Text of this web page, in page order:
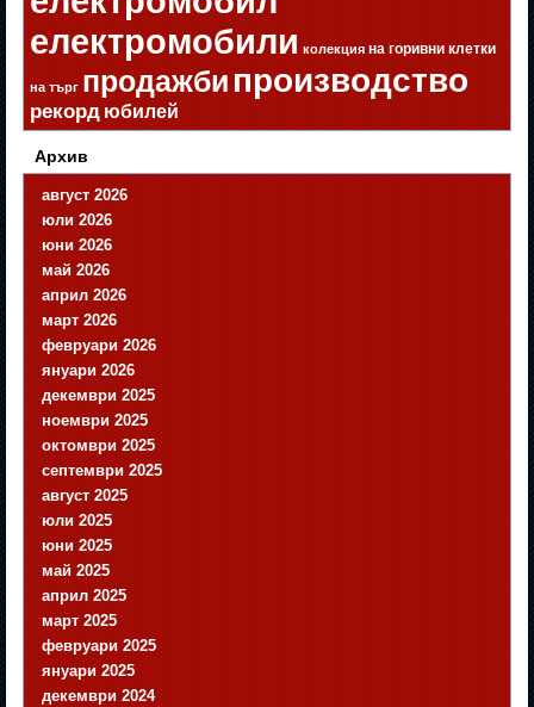
електромобили колекция на горивни клетки
на търг продажбипроизводство
рекорд юбилей
Архив
август 2026
юли 2026
юни 2026
май 2026
април 2026
март 2026
февруари 2026
януари 2026
декември 2025
ноември 2025
октомври 2025
септември 2025
август 2025
юли 2025
юни 2025
май 2025
април 2025
март 2025
февруари 2025
януари 2025
декември 2024